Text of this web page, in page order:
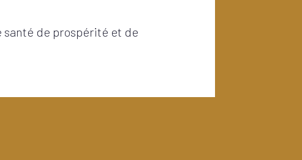
santé de prospérité et de